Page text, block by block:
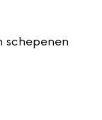
schepenen